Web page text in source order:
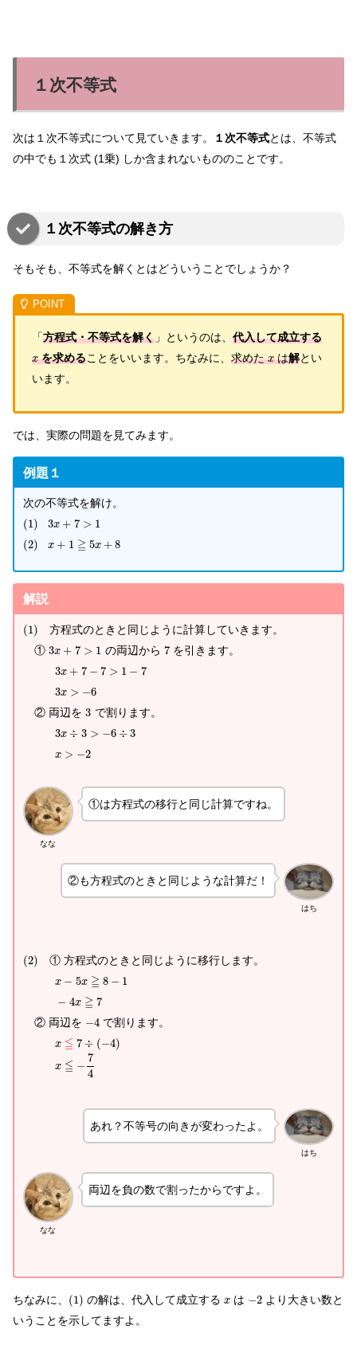
１次不等式
次は１次不等式について見ていきます。 １次不等式とは、不等式
の中でも１次式 (1乗) しか含まれないもののことです。
１次不等式の解き方
そもそも、不等式を解くとはどういうことでしょうか？
「方程式・不等式を解く 」というのは、 代入して成立する
xを求めることをいいます。ちなみに、求めたxは解とい
います。
では、実際の問題を見てみます。
例題１
次の不等式を解け。
(1) 3x + 7 > 1
(2) x + 1 ≧ 5x +8
解説
(1) 方程式のときと同じように計算していきます。
①3x + 7 > 1 の両辺から 7 を引きます。
3x + 7 − 7 > 1 − 7
3x > −6
② 両辺を3 で割ります。
3x ÷ 3 > −6 ÷3
x > −2
なな
①は方程式の移行と同じ計算ですね。
はち
②も方程式のときと同じような計算だ！
(2) ① 方程式のときと同じように移行します。
x − 5x ≧ 8 − 1
− 4x ≧ 7
② 両辺を −4 で割ります。
x ≦ 7 ÷ (−4)
x ≦ −
7
4
はち
あれ？不等号の向きが変わったよ。
なな
両辺を負の数で割ったからですよ。
ちなみに、 (1) の解は、代入して成立する x は −2 より大きい数と
いうことを示してますよ。